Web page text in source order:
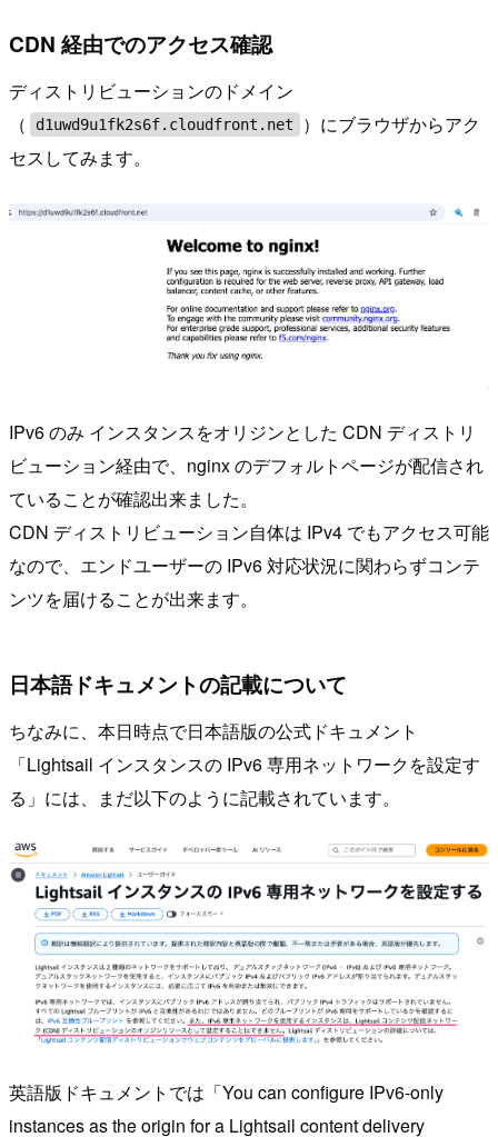
CDN 経由でのアクセス確認
ディストリビューションのドメイン
（
d1uwd9u1fk2s6f.cloudfront.net
）にブラウザからアク
セスしてみます。
IPv6 のみ インスタンスをオリジンとした CDN ディストリ
ビューション経由で、nginx のデフォルトページが配信され
ていることが確認出来ました。
CDN ディストリビューション自体は IPv4 でもアクセス可能
なので、エンドユーザーの IPv6 対応状況に関わらずコンテ
ンツを届けることが出来ます。
日本語ドキュメントの記載について
ちなみに、本日時点で日本語版の公式ドキュメント
「Lightsail インスタンスの IPv6 専用ネットワークを設定す
る」には、まだ以下のように記載されています。
英語版ドキュメントでは「You can configure IPv6-only
instances as the origin for a Lightsail content delivery